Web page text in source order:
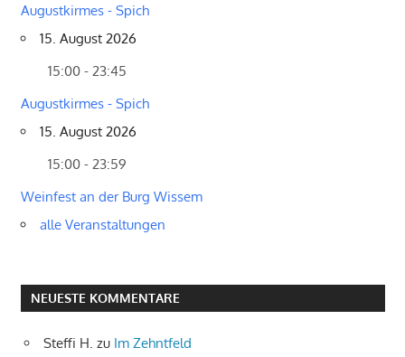
Augustkirmes - Spich
15. August 2026
15:00 - 23:45
Augustkirmes - Spich
15. August 2026
15:00 - 23:59
Weinfest an der Burg Wissem
alle Veranstaltungen
NEUESTE KOMMENTARE
Steffi H. zu Im Zehntfeld